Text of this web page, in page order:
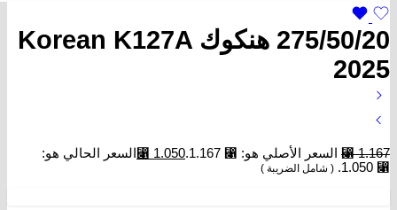
275/50/20 هنكوك Korean K127A
2025
⃁1.167 السعر الأصلي هو: ⃁ 1.167. ⃁ 1.050
السعر الحالي هو:
⃁ 1.050.
( شامل الضريبة )